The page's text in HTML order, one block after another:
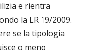
e rientra
la LR 19/2009.
se la tipologia
o meno